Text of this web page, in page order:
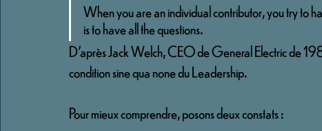
When you are an individual contributor, you try to
is to have all the questions.
D’après Jack Welch, CEO de General Electric de
condition sine qua none du Leadership.
Pour mieux comprendre, posons deux constats :